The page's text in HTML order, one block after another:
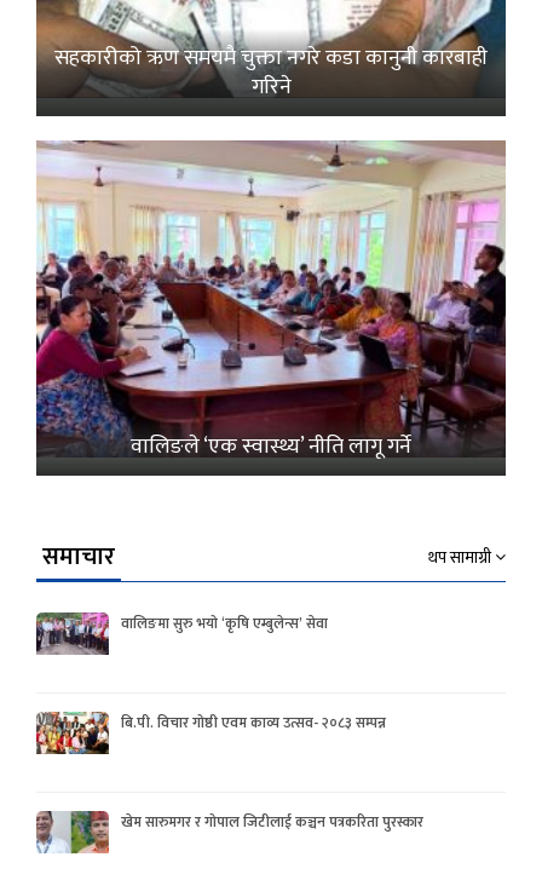
सहकारीको ऋण समयमै चुक्ता नगरे कडा कानुनी कारबाही
गरिने
वालिङले ‘एक स्वास्थ्य’ नीति लागू गर्ने
समाचार थप सामाग्री
वालिङमा सुरु भयो ‘कृषि एम्बुलेन्स’ सेवा
बि.पी. विचार गोष्ठी एवम काव्य उत्सव- २०८३ सम्पन्न
खेम सारुमगर र गोपाल जिटीलाई कञ्चन पत्रकरिता पुरस्कार